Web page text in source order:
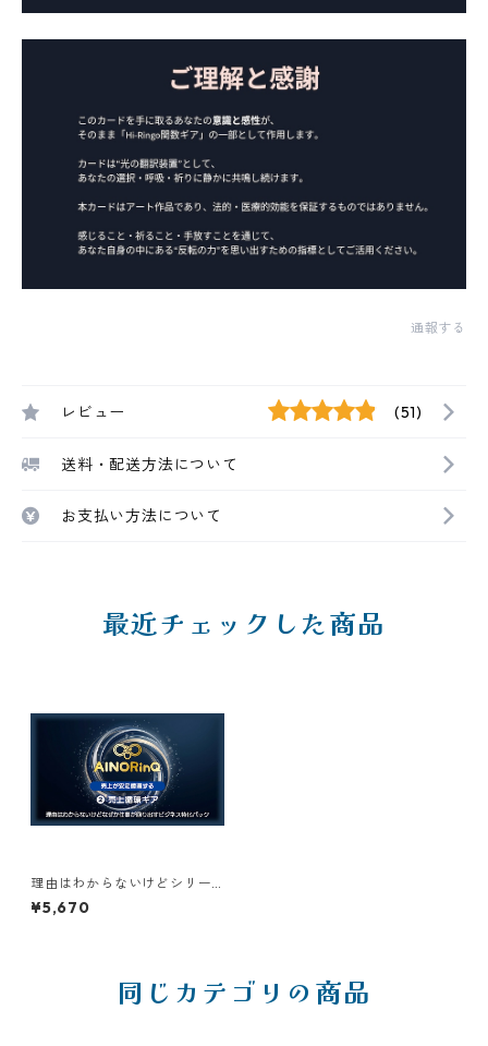
通報する
レビュー (51)
送料・配送方法について
お支払い方法について
最近チェックした商品
理由はわからないけどシリー
ズ【D】｜なぜか仕事が回り出
すビジネス特化パック ❷売上
¥5,670
同じカテゴリの商品